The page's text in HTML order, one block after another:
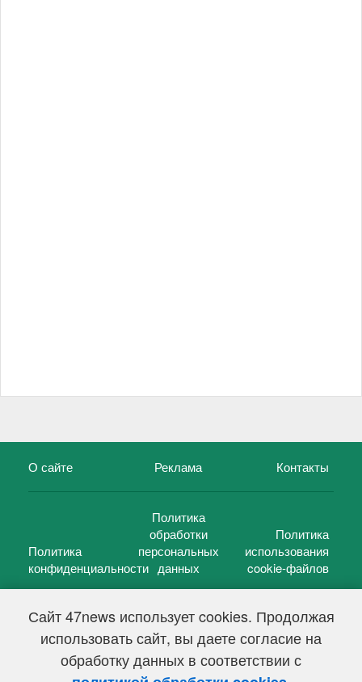
Сайт 47news использует cookies. Продолжая
использовать сайт, вы даете согласие на
обработку данных в соответствии с
О сайте Реклама Контакты
Политика
конфиденциальности
Политика
обработки
персональных
данных
Политика
использования
cookie-файлов
47 новостей (47 news)2005 — 2026 г.
Свидетельство о регистрации СМИ Эл № ФС 77-39848, выдано
Федеральной службой по надзору в сфере связи,